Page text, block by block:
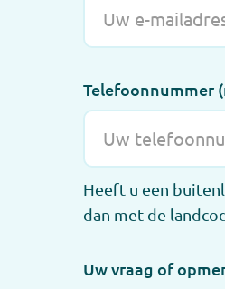
Telefoonnummer
Heeft u een
dan met de
Uw vraag of